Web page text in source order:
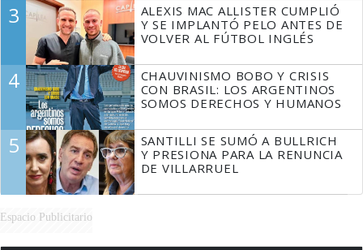
3
ALEXIS MAC ALLISTER CUMPLIÓ
Y SE IMPLANTÓ PELO ANTES DE
VOLVER AL FÚTBOL INGLÉS
4
CHAUVINISMO BOBO Y CRISIS
CON BRASIL: LOS ARGENTINOS
SOMOS DERECHOS Y HUMANOS
5
SANTILLI SE SUMÓ A BULLRICH
Y PRESIONA PARA LA RENUNCIA
DE VILLARRUEL
Espacio Publicitario